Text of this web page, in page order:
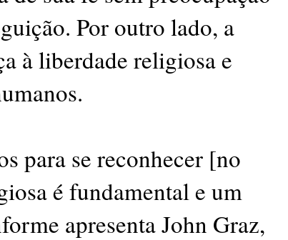
Por outro lado, a
à liberdade religiosa e
para se reconhecer [no
é fundamental e um
apresenta John Graz,